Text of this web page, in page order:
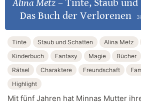
Alina Metz– Tinte, Staub und
Das Buch der Verlorenen
Tinte Staub und Schatten Alina Metz
Kinderbuch
Fantasy Magie Bücher
Rätsel
Charaktere Freundschaft
Highlight
Mit fünf Jahren hat Minnas Mutter